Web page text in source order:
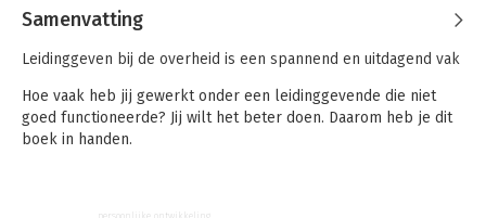
Samenvatting
Leidinggeven bij de overheid is een spannend en uitdagend vak
Hoe vaak heb jij gewerkt onder een leidinggevende die niet
goed functioneerde? Jij wilt het beter doen. Daarom heb je dit
boek in handen.